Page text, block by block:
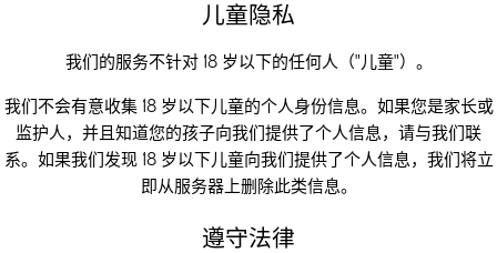
儿童隐私
我们的服务不针对 18 岁以下的任何人（"儿童"）。
我们不会有意收集 18 岁以下儿童的个人身份信息。如果您是家长或
监护人，并且知道您的孩子向我们提供了个人信息，请与我们联
系。如果我们发现 18 岁以下儿童向我们提供了个人信息，我们将立
即从服务器上删除此类信息。
遵守法律